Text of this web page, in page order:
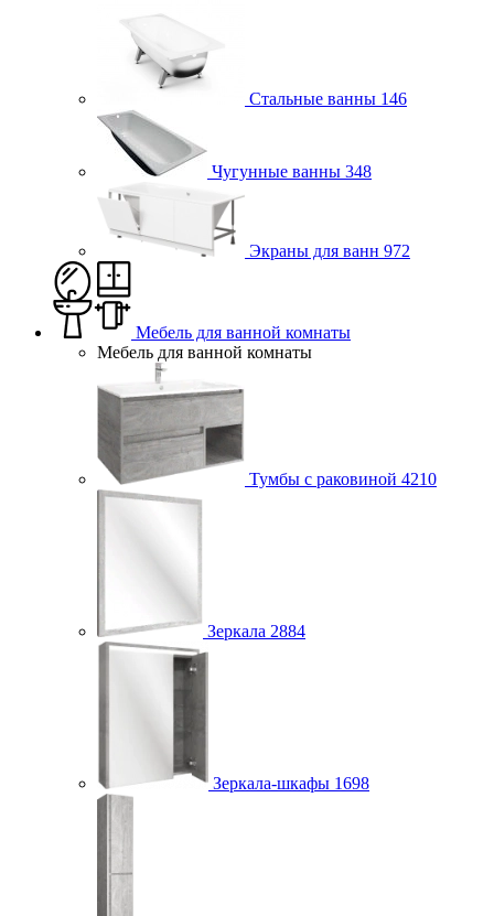
Стальные ванны 146
Чугунные ванны 348
Экраны для ванн 972
Мебель для ванной комнаты
Мебель для ванной комнаты
Тумбы с раковиной 4210
Зеркала 2884
Зеркала-шкафы 1698